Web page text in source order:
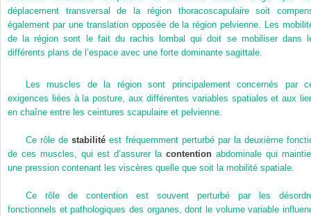
déplacement transversal de la région thoracoscapulaire soit
également par une translation opposée de la région pelvienne. Les
de la région sont le fait du rachis lombal qui doit se mobiliser dans
différents plans de l’espace avec une forte dominante sagittale.
Les muscles de la région sont principalement concernés par
exigences liées à la posture, aux différentes variables spatiales et aux
en chaîne entre les ceintures scapulaire et pelvienne.
Ce rôle destabilité est fréquemment perturbé par la deuxième
de ces muscles, qui est d’assurer la contention abdominale qui
une pression contenant les viscères quelle que soit la mobilité spatiale.
Ce rôle de contention est souvent perturbé par les
fonctionnels et pathologiques des organes, dont le volume variable